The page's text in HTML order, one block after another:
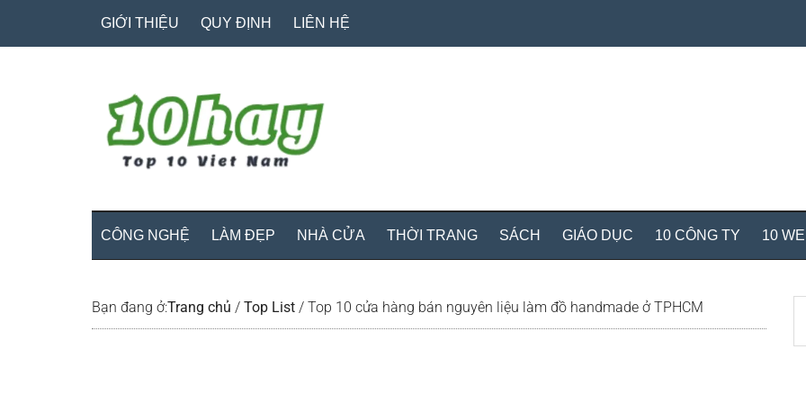
GIỚI THIỆU QUY ĐỊNH LIÊN HỆ
CÔNG NGHỆ LÀM ĐẸP NHÀ CỬA THỜI TRANG SÁCH GIÁO DỤC 10 CÔNG TY 10
Bạn đang ở:Trang chủ / Top List / Top 10 cửa hàng bán nguyên liệu làm đồ handmade ở TPHCM